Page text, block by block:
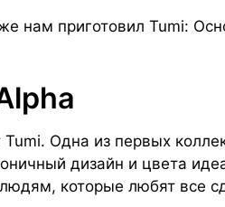
нам приготовил Tumi:
Одна из первых
дизайн и цвета
которые любят все